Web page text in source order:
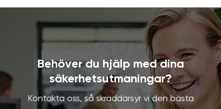
Behöver du hjälp med dina
säkerhetsutmaningar?
Kontakta oss, så skräddarsyr vi den bästa